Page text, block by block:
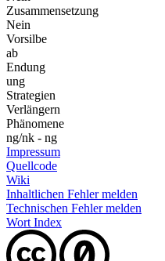
Zusammensetzung
Nein
Vorsilbe
ab
Endung
ung
Strategien
Verlängern
Phänomene
ng/nk - ng
Impressum
Quellcode
Wiki
Inhaltlichen Fehler melden
Technischen Fehler melden
Wort Index